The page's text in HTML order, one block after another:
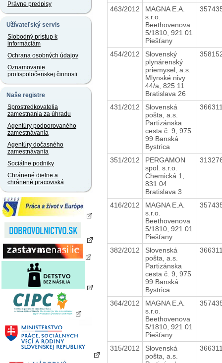
Právne predpisy
Užívateľský servis
Slobodný prístup k
informáciám
Ochrana osobných údajov
Oznamovanie
protispoločenskej činnosti
Naše registre
Sprostredkovatelia
zamestnania za úhradu
Agentúry podporovaného
zamestnávania
Agentúry dočasného
zamestnávania
Sociálne podniky
Chránené dielne a
chránené pracoviská
463/2012
MAGNA E.A.
s.r.o.
Beethovenova
5/1810, 921 01
Piešťany
454/2012
Slovenský
plynárenský
priemysel, a.s.
Mlynské nivy
44/a, 825 11
Bratislava 26
431/2012
Slovenská
pošta, a.s.
Partizánska
cesta č. 9, 975
99 Banská
Bystrica
351/2012
PERGAMON
spol. s.r.o.
Chemická 1,
831 04
Bratislava 3
416/2012
MAGNA E.A.
s.r.o.
Beethovenova
5/1810, 921 01
Piešťany
382/2012
Slovenská
pošta, a.s.
Partizánska
cesta č. 9, 975
99 Banská
Bystrica
364/2012
MAGNA E.A.
s.r.o.
Beethovenova
5/1810, 921 01
Piešťany
315/2012
Slovenská
pošta, a.s.